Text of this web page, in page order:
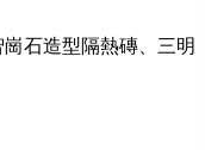
石造型隔熱磚、三明